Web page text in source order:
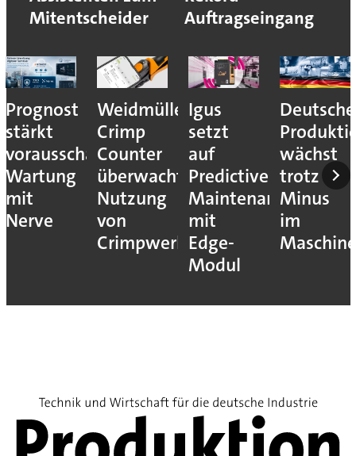
Mitentscheider
Auftragseingang
Prognost
stärkt
vorausschauende
Wartung
mit
Nerve
Weidmüller:
Crimp
Counter
überwacht
Nutzung
von
Crimpwerkzeugen
Igus
setzt
auf
Predictive
Maintenance
mit
Edge-
Modul
Deutsche
wächst
trotz
Minus
im